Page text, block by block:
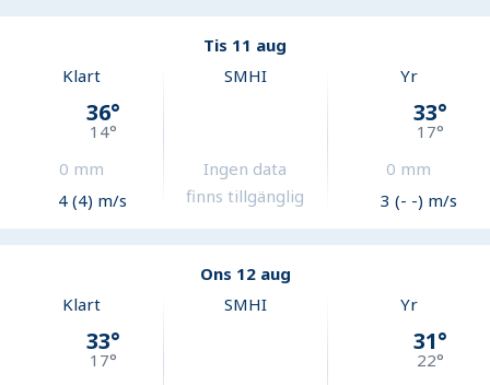
Tis 11 aug
Klart
36°
14°
0 mm
4 (4) m/s
SMHI
Ingen data
finns tillgänglig
Yr
33°
17°
0 mm
3 (- -) m/s
Ons 12 aug
Klart
33°
17°
SMHI Yr
31°
22°